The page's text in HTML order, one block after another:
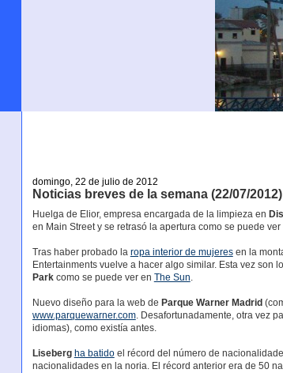
domingo, 22 de julio de 2012
Noticias breves de la semana (22/07/2012)
Huelga de Elior, empresa encargada de la limpieza en
en Main Street y se retrasó la apertura como se puede ver
Tras haber probado la ropa interior de mujeresen la
Entertainments vuelve a hacer algo similar. Esta vez son
Parkcomo se puede ver en The Sun.
Nuevo diseño para la web de Parque Warner Madrid
www.parquewarner.com. Desafortunadamente, otra vez
idiomas), como existía antes.
Liseberg ha batidoel récord del número de
nacionalidades en la noria. El récord anterior era de 50